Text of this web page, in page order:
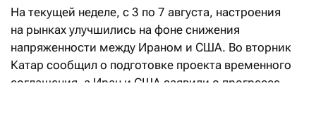
На текущей неделе, с 3 по 7 августа, настроения
на рынках улучшились на фоне снижения
напряженности между Ираном и США. Во вторник
Катар сообщил о подготовке проекта временного
соглашения, а Иран и США заявили о прогрессе